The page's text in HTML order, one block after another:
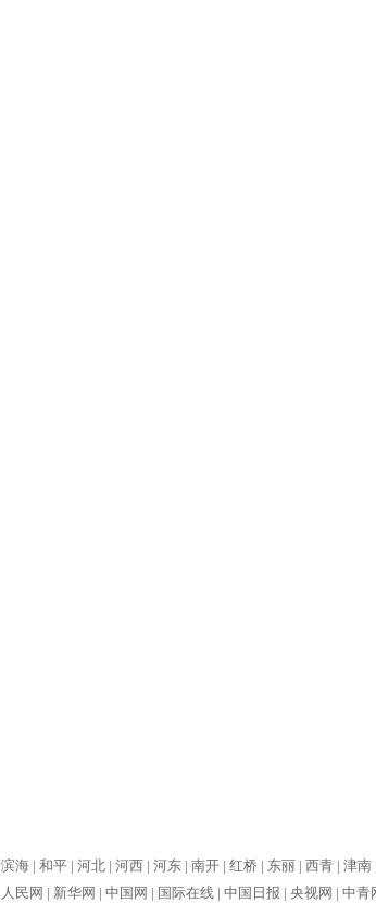
滨海 |和平 |河北 |河西 |河东 |南开 |红桥 | 东丽 |西青 |津
人民网 | 新华网 |中国网 | 国际在线 |中国日报 |央视网 |中青